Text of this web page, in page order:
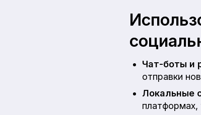
Чат-боты и
отправки
Локальные
платформах,